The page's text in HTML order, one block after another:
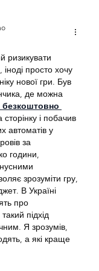
ризикувати
просто хочу
нової гри. Був
де можна
і побачив
автоматів у
за
години,
зрозуміти гру,
В Україні
про
підхід
Я зрозумів,
а які краще